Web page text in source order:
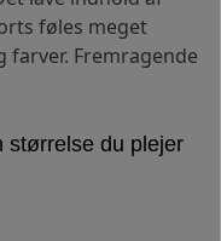
føles meget
farver. Fremragende
du plejer